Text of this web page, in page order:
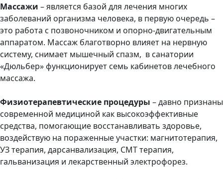
Массажи – является базой для лечения многих
заболеваний организма человека, в первую очередь –
это работа с позвоночником и опорно-двигательным
аппаратом. Массаж благотворно влияет на нервную
систему, снимает мышечный спазм, в санатории
«Дюльбер» функционирует семь кабинетов лечебного
массажа.
Физиотерапевтические процедуры – давно признаны
современной медициной как высокоэффективные
средства, помогающие восстанавливать здоровье,
воздействую на пораженные участки: магнитотерапия,
УЗ терапия, дарсанвализация, СМТ терапия,
гальванизация и лекарственный электрофорез.